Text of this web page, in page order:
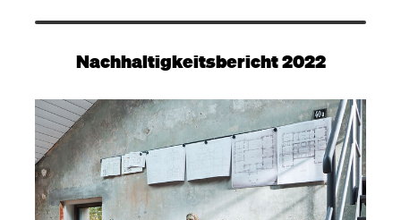
Nachhaltigkeitsbericht 2022